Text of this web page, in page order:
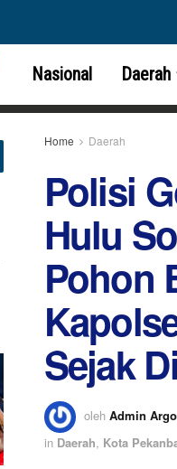
Nasional Daerah
Home Daerah
Polisi
Hulu
Pohon
Sejak
oleh Admin
in Daerah, Kota